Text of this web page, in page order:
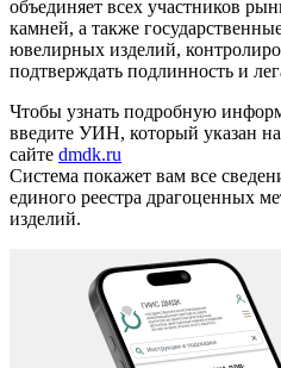
объединяет всех участников
камней, а также
ювелирных изделий,
подтверждать подлинность и
Чтобы узнать подробную
введите УИН, который указан
сайте dmdk.ru
Система покажет вам все
единого реестра драгоценных
изделий.